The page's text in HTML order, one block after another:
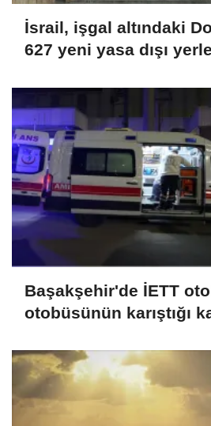
İsrail, işgal altındaki
627 yeni yasa dışı
Başakşehir'de İETT
otobüsünün karıştığı